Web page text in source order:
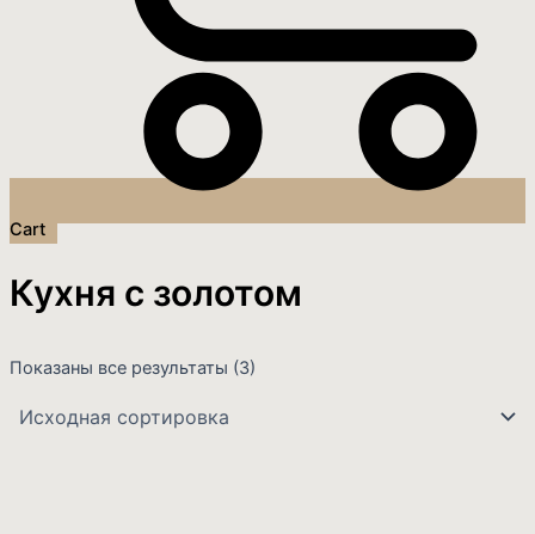
Cart
Кухня с золотом
Показаны все результаты (3)